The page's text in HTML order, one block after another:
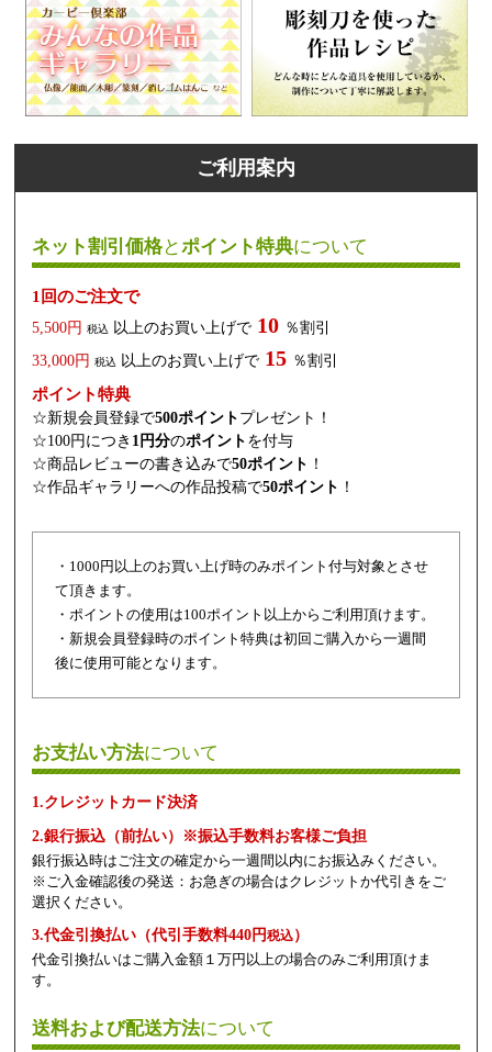
ご利用案内
ネット割引価格とポイント特典について
1回のご注文で
5,500円 税込 以上のお買い上げで 10 ％割引
33,000円 税込 以上のお買い上げで 15 ％割引
ポイント特典
☆新規会員登録で500ポイント プレゼント！
☆100円につき 1円分のポイント を付与
☆商品レビューの書き込みで50ポイント ！
☆作品ギャラリーへの作品投稿で50ポイント ！
・1000円以上のお買い上げ時のみポイント付与対象とさせ
て頂きます。
・ポイントの使用は100ポイント以上からご利用頂けます。
・新規会員登録時のポイント特典は初回ご購入から一週間
後に使用可能となります。
お支払い方法について
1.クレジットカード決済
2.銀行振込（前払い）※振込手数料お客様ご負担
銀行振込時はご注文の確定から一週間以内にお振込みください。
※ご入金確認後の発送：お急ぎの場合はクレジットか代引きをご
選択ください。
3.代金引換払い（代引手数料440円税込）
代金引換払いはご購入金額１万円以上の場合のみご利用頂けま
す。
送料および配送方法について